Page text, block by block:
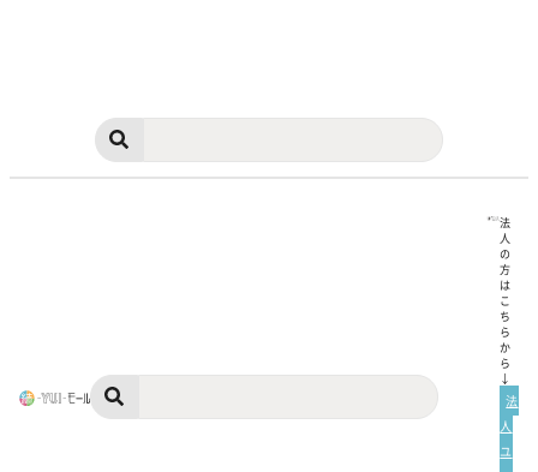
法
人
の
方
は
こ
ち
ら
か
ら
↓
法
人
ユ